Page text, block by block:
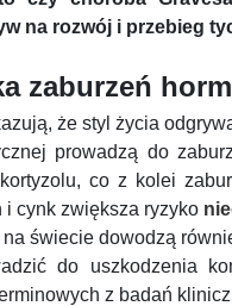
na rozwój i przebieg
zaburzeń
że styl życia
prowadzą do
kortyzolu, co z kolei
i cynk zwiększa ryzyko
świecie dowodzą
do uszkodzenia
z badań